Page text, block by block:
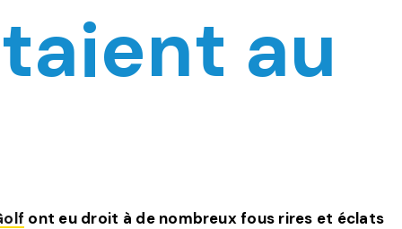
au
ont eu droit à de nombreux fous rires et éclats